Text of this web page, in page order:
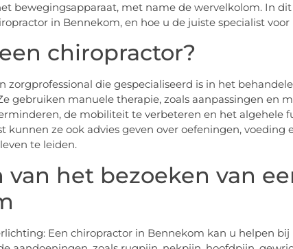
bewegingsapparaat, met name de wervelkolom. In
in Bennekom, en hoe u de juiste specialist
chiropractor?
zorgprofessional die gespecialiseerd is in het
gebruiken manuele therapie, zoals aanpassingen en
de mobiliteit te verbeteren en het algehele
kunnen ze ook advies geven over oefeningen, voeding
te leiden.
van het bezoeken van
Een chiropractor in Bennekom kan u helpen